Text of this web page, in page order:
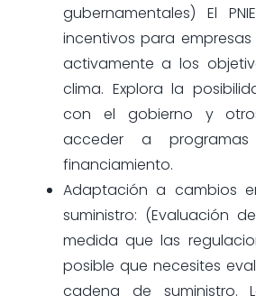
gubernamentales) El
incentivos para
activamente a los
clima. Explora la
con el gobierno y
acceder a
financiamiento.
Adaptación a cambios
suministro: (Evaluación
medida que las
posible que necesites
cadena de suministro.